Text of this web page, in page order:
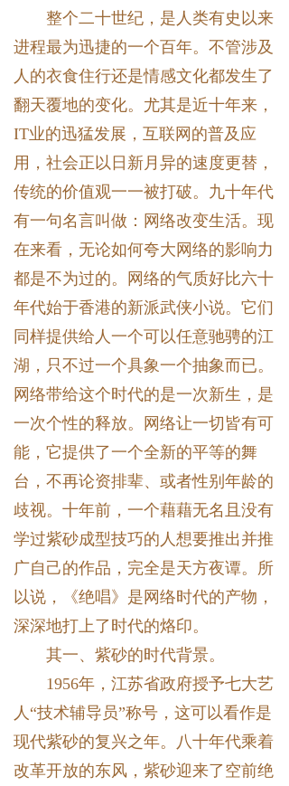
整个二十世纪，是人类有史以来
进程最为迅捷的一个百年。不管涉及
人的衣食住行还是情感文化都发生了
翻天覆地的变化。尤其是近十年来，
IT业的迅猛发展，互联网的普及应
用，社会正以日新月异的速度更替，
传统的价值观一一被打破。九十年代
有一句名言叫做：网络改变生活。现
在来看，无论如何夸大网络的影响力
都是不为过的。网络的气质好比六十
年代始于香港的新派武侠小说。它们
同样提供给人一个可以任意驰骋的江
湖，只不过一个具象一个抽象而已。
网络带给这个时代的是一次新生，是
一次个性的释放。网络让一切皆有可
能，它提供了一个全新的平等的舞
台，不再论资排辈、或者性别年龄的
歧视。十年前，一个藉藉无名且没有
学过紫砂成型技巧的人想要推出并推
广自己的作品，完全是天方夜谭。所
以说，《绝唱》是网络时代的产物，
深深地打上了时代的烙印。
其一、紫砂的时代背景。
1956年，江苏省政府授予七大艺
人“技术辅导员”称号，这可以看作是
现代紫砂的复兴之年。八十年代乘着
改革开放的东风，紫砂迎来了空前绝